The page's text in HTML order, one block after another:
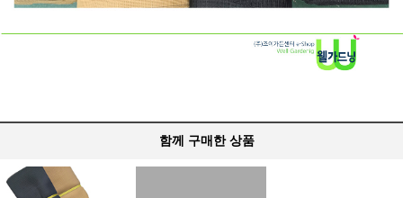
함께 구매한 상품